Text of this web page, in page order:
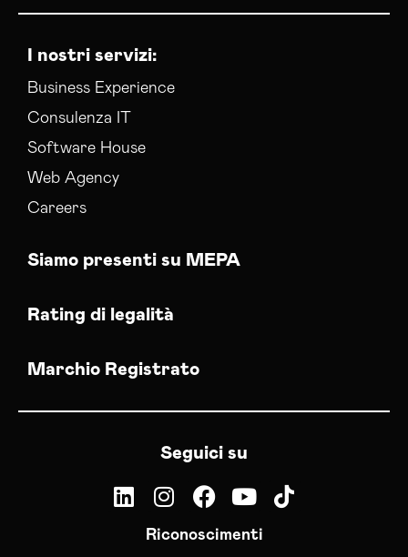
I nostri servizi:
Business Experience
Consulenza IT
Software House
Web Agency
Careers
Siamo presenti su MEPA
Rating di legalità
Marchio Registrato
Seguici su
Riconoscimenti